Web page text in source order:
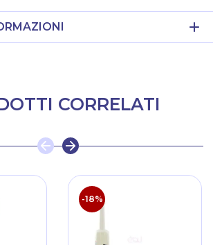
CORRELATI
-18%